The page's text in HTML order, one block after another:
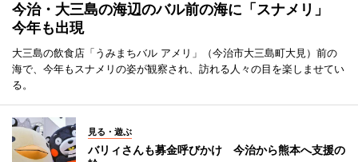
今治・大三島の海辺のバル前の海に「スナメリ」
今年も出現
大三島の飲食店「うみまちバル アメリ」（今治市大三島町大見）前の
海で、今年もスナメリの姿が観察され、訪れる人々の目を楽しませてい
る。
見る・遊ぶ
バリィさんも募金呼びかけ 今治から熊本へ支援の